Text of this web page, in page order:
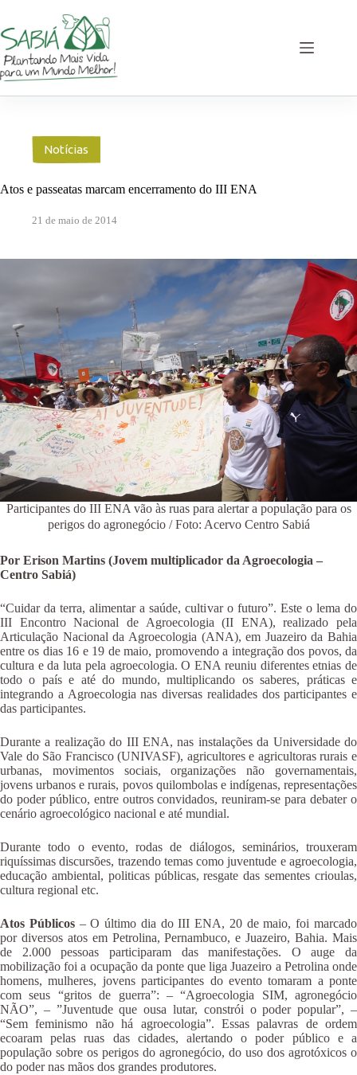
o
conteúdo
Notícias
Atos e passeatas marcam encerramento do III ENA
21 de maio de 2014
Participantes do III ENA vão às ruas para alertar a população para os
perigos do agronegócio / Foto: Acervo Centro Sabiá
Por Erison Martins (Jovem multiplicador da Agroecologia –
Centro Sabiá)
“Cuidar da terra, alimentar a saúde, cultivar o futuro”. Este o lema do
III Encontro Nacional de Agroecologia (II ENA), realizado pela
Articulação Nacional da Agroecologia (ANA), em Juazeiro da Bahia
entre os dias 16 e 19 de maio, promovendo a integração dos povos, da
cultura e da luta pela agroecologia. O ENA reuniu diferentes etnias de
todo o país e até do mundo, multiplicando os saberes, práticas e
integrando a Agroecologia nas diversas realidades dos participantes e
das participantes.
Durante a realização do III ENA, nas instalações da Universidade do
Vale do São Francisco (UNIVASF), agricultores e agricultoras rurais e
urbanas, movimentos sociais, organizações não governamentais,
jovens urbanos e rurais, povos quilombolas e indígenas, representações
do poder público, entre outros convidados, reuniram-se para debater o
cenário agroecológico nacional e até mundial.
Durante todo o evento, rodas de diálogos, seminários, trouxeram
riquíssimas discursões, trazendo temas como juventude e agroecologia,
educação ambiental, politicas públicas, resgate das sementes crioulas,
cultura regional etc.
Atos Públicos– O último dia do III ENA, 20 de maio, foi marcado
por diversos atos em Petrolina, Pernambuco, e Juazeiro, Bahia. Mais
de 2.000 pessoas participaram das manifestações. O auge da
mobilização foi a ocupação da ponte que liga Juazeiro a Petrolina onde
homens, mulheres, jovens participantes do evento tomaram a ponte
com seus “gritos de guerra”: – “Agroecologia SIM, agronegócio
NÃO”, – ”Juventude que ousa lutar, constrói o poder popular”, –
“Sem feminismo não há agroecologia”. Essas palavras de ordem
ecoaram pelas ruas das cidades, alertando o poder público e a
população sobre os perigos do agronegócio, do uso dos agrotóxicos o
do poder nas mãos dos grandes produtores.